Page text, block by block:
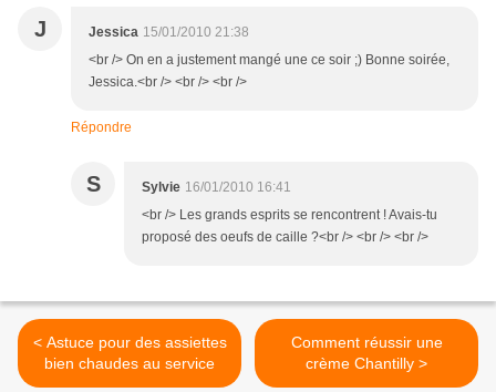
J Jessica 15/01/2010 21:38
<br /> On en a justement mangé une ce soir ;) Bonne soirée,
Jessica.<br /> <br /> <br />
Répondre
S Sylvie 16/01/2010 16:41
<br /> Les grands esprits se rencontrent ! Avais-tu
proposé des oeufs de caille ?<br /> <br /> <br />
< Astuce pour des assiettes
bien chaudes au service
Comment réussir une
crème Chantilly >